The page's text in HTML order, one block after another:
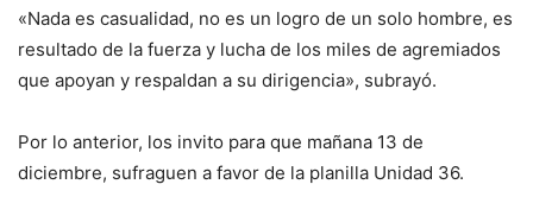
«Nada es casualidad, no es un logro de un solo hombre, es
resultado de la fuerza y lucha de los miles de agremiados
que apoyan y respaldan a su dirigencia», subrayó.
Por lo anterior, los invito para que mañana 13 de
diciembre, sufraguen a favor de la planilla Unidad 36.